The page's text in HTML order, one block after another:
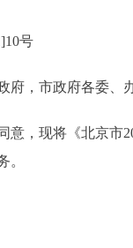
号
府，市政府各委、
，现将《北京市
。